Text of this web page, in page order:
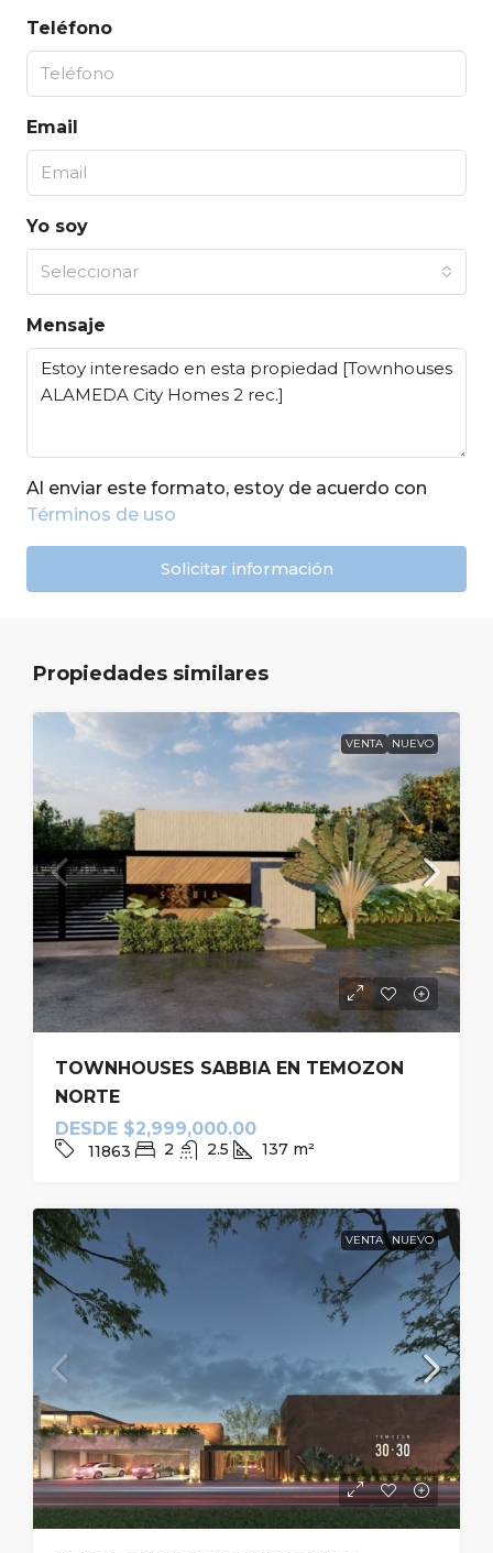
Teléfono
Email
Yo soy
Seleccionar
Mensaje
Al enviar este formato, estoy de acuerdo con
Términos de uso
Solicitar información
Propiedades similares
VENTA NUEVO
TOWNHOUSES SABBIA EN TEMOZON
NORTE
DESDE $2,999,000.00
11863 2 2.5 137 m²
VENTA NUEVO